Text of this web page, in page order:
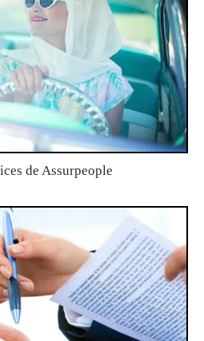
de Assurpeople